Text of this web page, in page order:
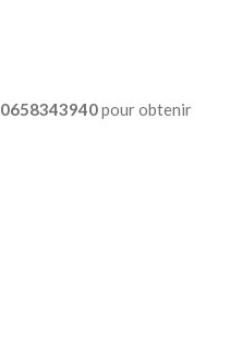
0658343940pour obtenir